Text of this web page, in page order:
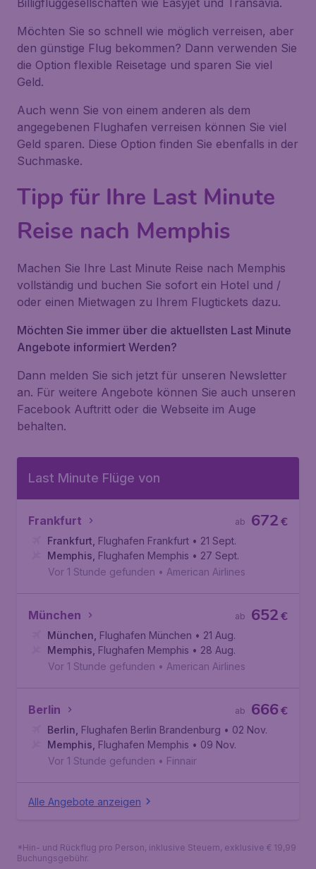
Billigfluggesellschaften wie Easyjet und Transavia.
Möchten Sie so schnell wie möglich verreisen, aber
den günstige Flug bekommen? Dann verwenden Sie
die Option flexible Reisetage und sparen Sie viel
Geld.
Auch wenn Sie von einem anderen als dem
angegebenen Flughafen verreisen können Sie viel
Geld sparen. Diese Option finden Sie ebenfalls in der
Suchmaske.
Tipp für Ihre Last Minute
Reise nach Memphis
Machen Sie Ihre Last Minute Reise nach Memphis
vollständig und buchen Sie sofort ein Hotel und /
oder einen Mietwagen zu Ihrem Flugtickets dazu.
Möchten Sie immer über die aktuellsten Last Minute
Angebote informiert Werden?
Dann melden Sie sich jetzt für unseren Newsletter
an. Für weitere Angebote können Sie auch unseren
Facebook Auftritt oder die Webseite im Auge
behalten.
Last Minute Flüge von
Frankfurt €
672
ab
Frankfurt Flughafen Frankfurt • 21 Sept.
Memphis Flughafen Memphis • 27 Sept.
Vor 1 Stunde gefunden • American Airlines
München €
652
ab
München Flughafen München • 21 Aug.
Memphis Flughafen Memphis • 28 Aug.
Vor 1 Stunde gefunden • American Airlines
Berlin €
666
ab
Berlin Flughafen Berlin Brandenburg • 02 Nov.
Memphis Flughafen Memphis • 09 Nov.
Vor 1 Stunde gefunden • Finnair
Alle Angebote anzeigen
*Hin- und Rückflug pro Person, inklusive Steuern, exklusive € 19,99
Buchungsgebühr.